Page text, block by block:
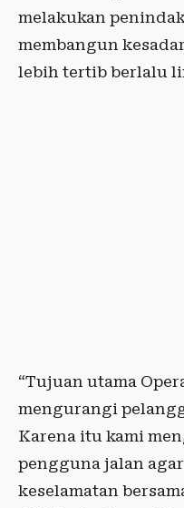
melakukan
membangun
lebih tertib berlalu
“Tujuan utama
mengurangi
Karena itu kami
pengguna jalan
keselamatan